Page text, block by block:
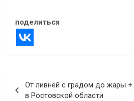
поделиться
по
От ливней с градом до жары +
в Ростовской области